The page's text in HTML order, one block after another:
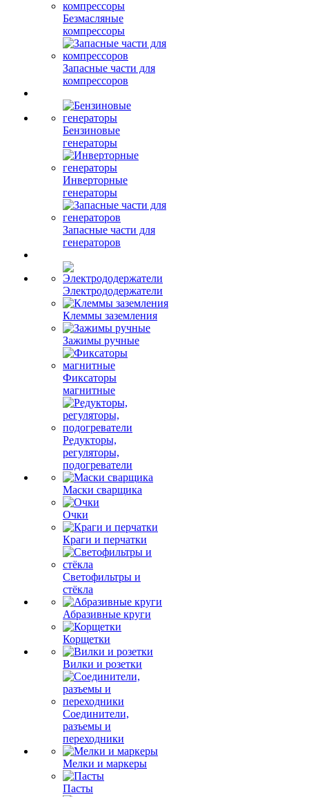
Безмасляные
компрессоры
Запасные части для
компрессоров
Бензиновые
генераторы
Инверторные
генераторы
Запасные части для
генераторов
Электрододержатели
Клеммы заземления
Зажимы ручные
Фиксаторы
магнитные
Редукторы,
регуляторы,
подогреватели
Маски сварщика
Очки
Краги и перчатки
Светофильтры и
стёкла
Абразивные круги
Корщетки
Вилки и розетки
Соединители,
разъемы и
переходники
Мелки и маркеры
Пасты